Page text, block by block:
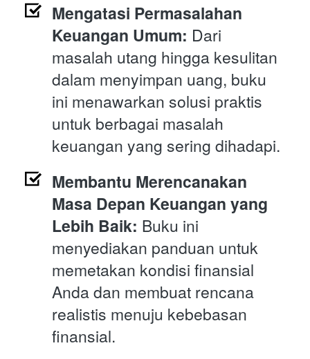
Mengatasi Permasalahan
Keuangan Umum: Dari
masalah utang hingga kesulitan
dalam menyimpan uang, buku
ini menawarkan solusi praktis
untuk berbagai masalah
keuangan yang sering dihadapi.
Membantu Merencanakan
Masa Depan Keuangan yang
Lebih Baik: Buku ini
menyediakan panduan untuk
memetakan kondisi finansial
Anda dan membuat rencana
realistis menuju kebebasan
finansial.